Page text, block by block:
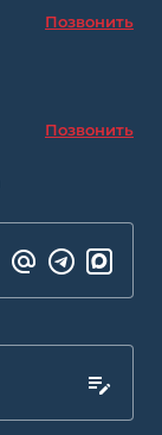
Позвонить
Позвонить